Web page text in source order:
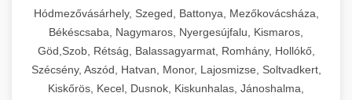
Hódmezővásárhely, Szeged, Battonya, Mezőkovácsháza,
Békéscsaba, Nagymaros, Nyergesújfalu, Kismaros,
Göd,Szob, Rétság, Balassagyarmat, Romhány, Hollókő,
Szécsény, Aszód, Hatvan, Monor, Lajosmizse, Soltvadkert,
Kiskőrös, Kecel, Dusnok, Kiskunhalas, Jánoshalma,